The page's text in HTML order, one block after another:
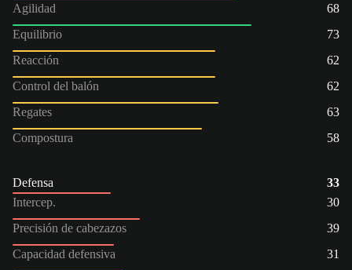
Agilidad
68
Equilibrio
73
Reacción
62
Control del balón
62
Regates
63
Compostura
58
Defensa
33
Intercep.
30
Precisión de cabezazos
39
Capacidad defensiva
31